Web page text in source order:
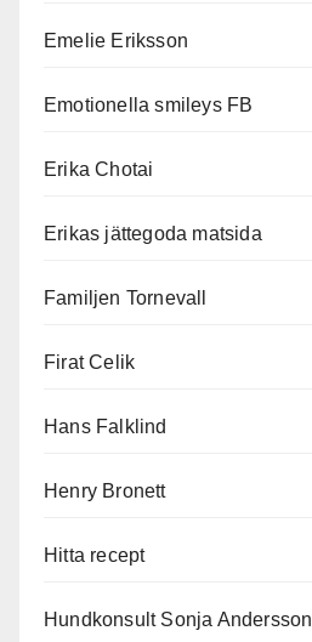
Emelie Eriksson
Emotionella smileys FB
Erika Chotai
Erikas jättegoda matsida
Familjen Tornevall
Firat Celik
Hans Falklind
Henry Bronett
Hitta recept
Hundkonsult Sonja Andersson